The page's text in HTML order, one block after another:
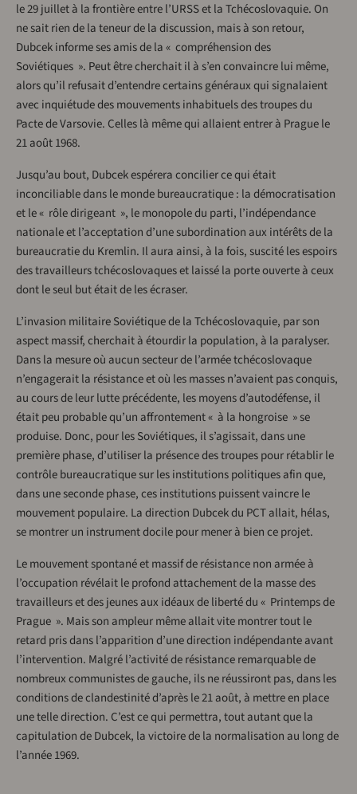
le 29 juillet à la frontière entre l’URSS et la Tchécoslovaquie. On
ne sait rien de la teneur de la discussion, mais à son retour,
Dubcek informe ses amis de la « compréhension des
Soviétiques ». Peut être cherchait il à s’en convaincre lui même,
alors qu’il refusait d’entendre certains généraux qui signalaient
avec inquiétude des mouvements inhabituels des troupes du
Pacte de Varsovie. Celles là même qui allaient entrer à Prague le
21 août 1968.
Jusqu’au bout, Dubcek espérera concilier ce qui était
inconciliable dans le monde bureaucratique : la démocratisation
et le « rôle dirigeant », le monopole du parti, l’indépendance
nationale et l’acceptation d’une subordination aux intérêts de la
bureaucratie du Kremlin. Il aura ainsi, à la fois, suscité les espoirs
des travailleurs tchécoslovaques et laissé la porte ouverte à ceux
dont le seul but était de les écraser.
L’invasion militaire Soviétique de la Tchécoslovaquie, par son
aspect massif, cherchait à étourdir la population, à la paralyser.
Dans la mesure où aucun secteur de l’armée tchécoslovaque
n’engagerait la résistance et où les masses n’avaient pas conquis,
au cours de leur lutte précédente, les moyens d’autodéfense, il
était peu probable qu’un affrontement « à la hongroise » se
produise. Donc, pour les Soviétiques, il s’agissait, dans une
première phase, d’utiliser la présence des troupes pour rétablir le
contrôle bureaucratique sur les institutions politiques afin que,
dans une seconde phase, ces institutions puissent vaincre le
mouvement populaire. La direction Dubcek du PCT allait, hélas,
se montrer un instrument docile pour mener à bien ce projet.
Le mouvement spontané et massif de résistance non armée à
l’occupation révélait le profond attachement de la masse des
travailleurs et des jeunes aux idéaux de liberté du « Printemps de
Prague ». Mais son ampleur même allait vite montrer tout le
retard pris dans l’apparition d’une direction indépendante avant
l’intervention. Malgré l’activité de résistance remarquable de
nombreux communistes de gauche, ils ne réussiront pas, dans les
conditions de clandestinité d’après le 21 août, à mettre en place
une telle direction. C’est ce qui permettra, tout autant que la
capitulation de Dubcek, la victoire de la normalisation au long de
l’année 1969.